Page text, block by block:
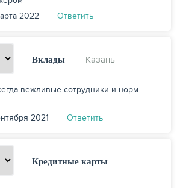
2022 Ответить
Вклады Казань
вежливые сотрудники и норм
2021 Ответить
Кредитные карты